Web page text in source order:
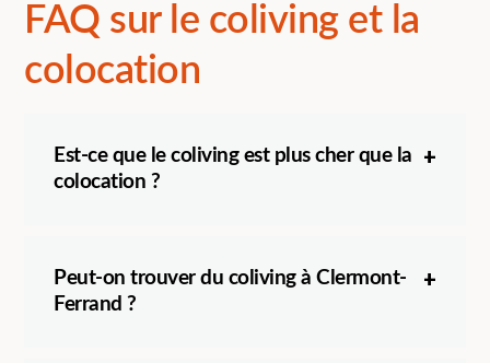
FAQ sur le coliving et la
colocation
Est-ce que le coliving est plus cher que la
colocation ?
Peut-on trouver du coliving à Clermont-
Ferrand ?